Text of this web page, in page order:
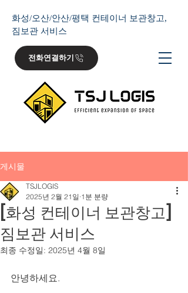
전화연결하기
화성/오산/안산/평택 컨테이너 보관창고,
짐보관 서비스
게시물
[화성 컨테이너 보관창고]
짐보관 서비스
TSJLOGIS
2025년 2월 21일 1분 분량
최종 수정일: 2025년 4월 8일
안녕하세요.